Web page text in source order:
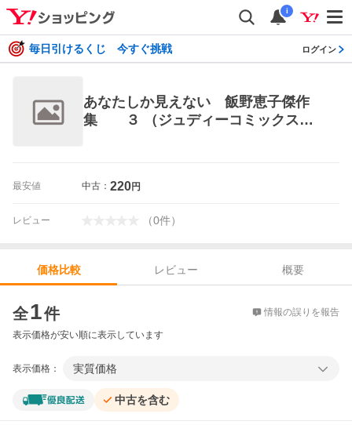
i
毎日引けるくじ 今すぐ挑戦 ログイン
あなたしか見えない 飯野恵子傑作
集 ３ （ジュディーコミックス）
最安値 中古： 220円
レビュー （0件）
価格比較 レビュー
概要
全1件 情報の誤りを報告
表示価格が安い順に表示しています
表示価格： 実質価格
中古を含む